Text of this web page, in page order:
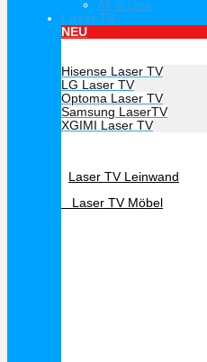
All in One
Laser TV
NEU
Hisense Laser TV
LG Laser TV
Optoma Laser TV
Samsung LaserTV
XGIMI Laser TV
Laser TV Leinwand
Laser TV Möbel